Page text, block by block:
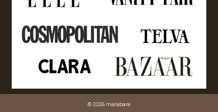
© 2026 marabara